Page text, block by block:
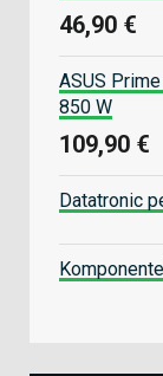
46,90 €
ASUS
850 W
109,90 €
Datatronic